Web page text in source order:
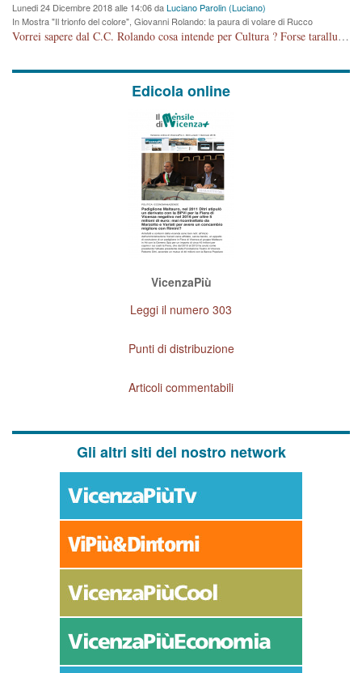
Lunedi 24 Dicembre 2018 alle 14:06 daLuciano Parolin (Luciano)
In Mostra "Il trionfo del colore", Giovanni Rolando: la paura di volare di Rucco
Vorrei sapere dal C.C. Rolando cosa intende per Cultura ? Forse tarallucci, vino e sagre, o spaghetti tricolori del PD ? Il continuo (s)parlare della mostra a Palazzo Chiericati caro consigliere DANNEGGIA FORTEMENTE l'immagine della città TUTTA e fa deviare i consensi che in RUSSIA (badi bene ex U.R.S.S.) sono ECCELLENTI. A livello artistico l'evento è di alta Valenza culturale, COMPITO di Tutta la Cittadinanza fare il possibile per propagandare l'iniziativa senza farne UN CASO PARTITICO come fa Lei da sempre. Meno Gazebo + Partecipazione! E così sia. Amen.
Edicola online
VicenzaPiù
Leggi il numero 303
Punti di distribuzione
Articoli commentabili
Gli altri siti del nostro network